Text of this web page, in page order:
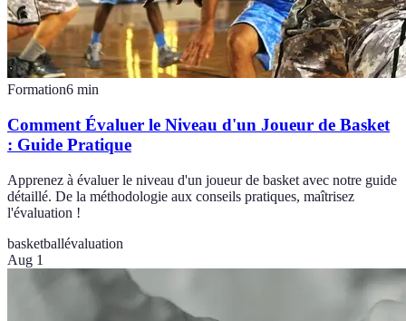
Formation6 min
Comment Évaluer le Niveau d'un Joueur de Basket
: Guide Pratique
Apprenez à évaluer le niveau d'un joueur de basket avec notre guide
détaillé. De la méthodologie aux conseils pratiques, maîtrisez
l'évaluation !
basketballévaluation
Aug 1